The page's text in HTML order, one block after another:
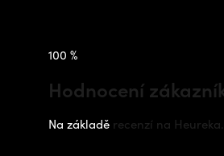
100 %
Hodnocení
Na základě recenzí na